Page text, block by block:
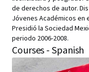
de derechos de autor.
Jóvenes Académicos en
Presidió la Sociedad
periodo 2006-2008.
Courses - Spanish